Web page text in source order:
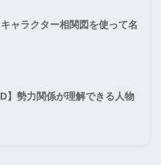
キャラクター相関図を使って名
】勢力関係が理解できる人物